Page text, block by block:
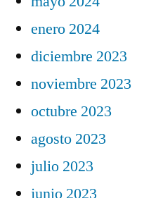
enero 2024
diciembre 2023
noviembre 2023
octubre 2023
agosto 2023
julio 2023
junio 2023